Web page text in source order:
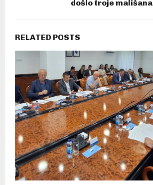
došlo troje mališana
RELATED POSTS